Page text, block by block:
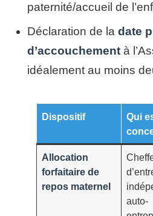
paternité/accueil de
Déclaration de la date
d’accouchement à
idéalement au moins
Dispositif
Qui
Allocation
forfaitaire de
repos maternel
auto-